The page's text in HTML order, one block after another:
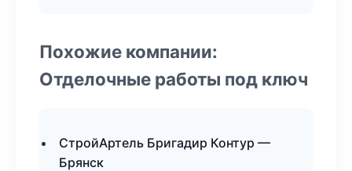
Похожие компании:
Отделочные работы под ключ
СтройАртель Бригадир Контур —
Брянск